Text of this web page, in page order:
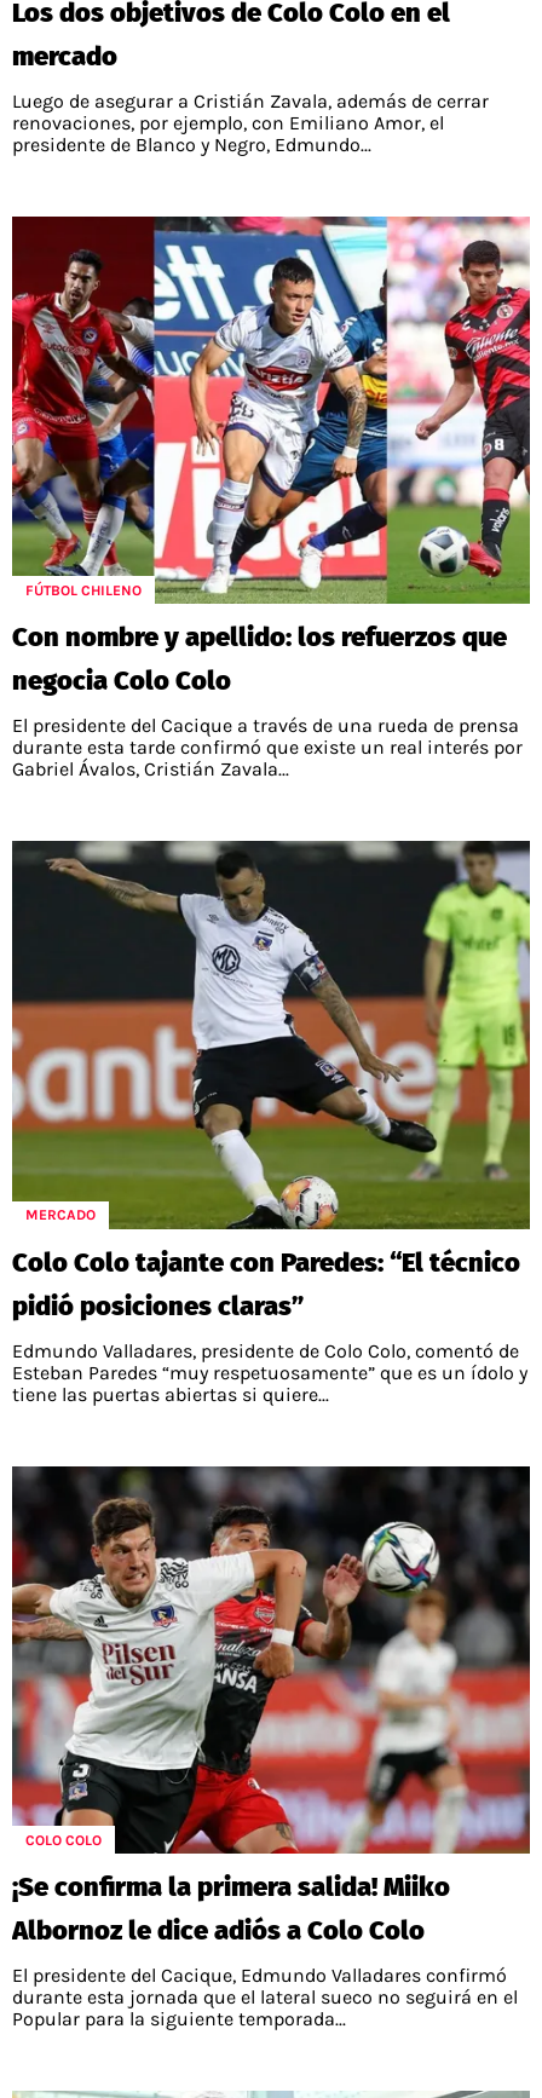
PALESTINO
UNION ESPAÑOLA
CAMPEONATO NACIONAL
GUÍAS
PRONÓSTICOS
FÚTBOL INTERNACIONAL
COPA LIBERTADORES
COPA SUDAMERICANA
CHAMPIONS LEAGUE
EUROPA LEAGUE
SERIE A
LA LIGA
CHILENOS POR EL MUNDO
ALEXIS SANCHEZ
DARIO OSORIO
DAMIAN PIZARRO
MERCADO DE FICHAJES
TENIS
ELIMINATORIAS CONMEBOL
FEMENINO
QUIENES SOMOS
STAFF
TÉRMINOS Y CONDICIONES
AGENDA
POLÍTICAS DE PRIVACIDAD
POLÍTICA EDITORIAL
PUBLICIDAD / ADS
CONTACTO
AD CHOICES
ENTREVISTAS
SELECCIÓN CHILENA
COLO COLO
UNIVERSIDAD DE CHILE
UNIVERSIDAD CATÓLICA
CAMPEONATO NACIONAL
RESULTADOS
TABLA DE POSICIONES
APUESTAS
Ad Choices
RedGol, al igual que Futbol Sites, es una
compañía perteneciente a Better Collective.
Todos los derechos reservados
Los dos objetivos de Colo Colo en el
mercado
Luego de asegurar a Cristián Zavala, además de cerrar
renovaciones, por ejemplo, con Emiliano Amor, el
presidente de Blanco y Negro, Edmundo...
FÚTBOL CHILENO
Con nombre y apellido: los refuerzos que
negocia Colo Colo
El presidente del Cacique a través de una rueda de prensa
durante esta tarde confirmó que existe un real interés por
Gabriel Ávalos, Cristián Zavala...
MERCADO
Colo Colo tajante con Paredes: “El técnico
pidió posiciones claras”
Edmundo Valladares, presidente de Colo Colo, comentó de
Esteban Paredes “muy respetuosamente” que es un ídolo y
tiene las puertas abiertas si quiere...
COLO COLO
¡Se confirma la primera salida! Miiko
Albornoz le dice adiós a Colo Colo
El presidente del Cacique, Edmundo Valladares confirmó
durante esta jornada que el lateral sueco no seguirá en el
Popular para la siguiente temporada...